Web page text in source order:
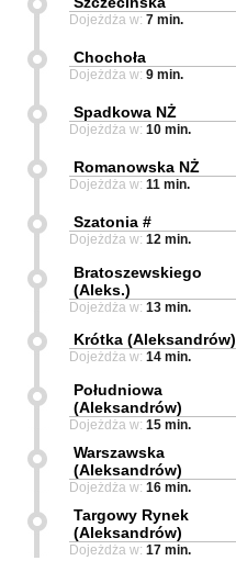
Dojeżdża w: 7 min.
Chochoła
Dojeżdża w: 9 min.
Spadkowa NŻ
Dojeżdża w: 10 min.
Romanowska NŻ
Dojeżdża w: 11 min.
Szatonia #
Dojeżdża w: 12 min.
Bratoszewskiego
(Aleks.)
Dojeżdża w: 13 min.
Krótka (Aleksandrów)
Dojeżdża w: 14 min.
Południowa
(Aleksandrów)
Dojeżdża w: 15 min.
Warszawska
(Aleksandrów)
Dojeżdża w: 16 min.
Targowy Rynek
(Aleksandrów)
Dojeżdża w: 17 min.